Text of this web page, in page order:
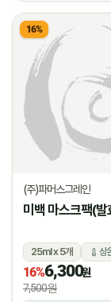
16%
(주)파머스그레인
미백 마스크팩(발
25ml x 5개 상
16%6,300원
7,500원